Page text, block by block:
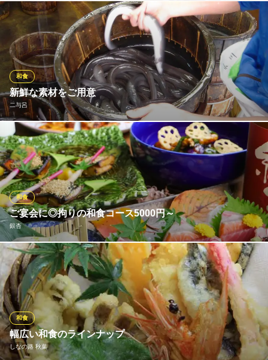
和歌山県産のお魚を中心に、季節の旬を大切にしております。 見
た目にもこだわった逸品揃いとなっております◎
いなか家
心安らぐ和風居酒屋
ＪＲ和歌山駅 徒歩4分
和歌山県和歌山市美園町4-50
新鮮な素材をご用意
二与呂
和食
毎日全国から活けうなぎを仕入れていますので、 新鮮、高品質の
うなぎをご堪能頂けます。
二与呂
新鮮なうなぎのお店
ＪＲ和歌山駅 徒歩6分
和歌山県和歌山市友田町4-67
ご宴会に◎拘りの和食コース5000円～
銀杏
和食
料理長が四季に合わせて食材を厳選。丹精込めた料理は、単品料
理は勿論のこと、ご宴会コースでもお楽しみいただけます。 昼宴
会のご予約も承っております◎
銀杏
和食割烹居酒屋/個室有
ＪＲ和歌山駅 徒歩5分
和歌山県和歌山市美園町3-34 けやきONE1F
幅広い和食のラインナップ
しなの路 秋葉
和食